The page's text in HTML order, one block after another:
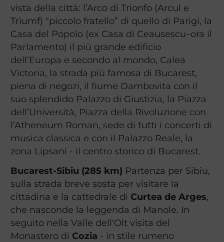
vista della città: l’Arco di Trionfo (Arcul e
Triumf) "piccolo fratello” di quello di Parigi, la
Casa del Popolo (ex Casa di Ceausescu–ora il
Parlamento) il più grande edificio
dell’Europa e secondo al mondo, Calea
Victoria, la strada più famosa di Bucarest,
piena di negozi, il fiume Dambovita con il
suo splendido Palazzo di Giustizia, la Piazza
dell’Università, Piazza della Rivoluzione con
l’Atheneum Roman, sede di tutti i concerti di
musica classica e con il Palazzo Reale, la
zona Lipsani - il centro storico di Bucarest.
Bucarest-Sibiu (285 km) Partenza per Sibiu,
sulla strada breve sosta per visitare la
cittadina e la cattedrale di Curtea de Arges,
che nasconde la leggenda di Manole. In
seguito nella Valle dell'Olt visita del
Monastero di Cozia - in stile rumeno